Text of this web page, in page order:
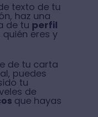
texto de tu
haz una
de tu perfil
quién eres y
de tu carta
puedes
tu
de
que hayas